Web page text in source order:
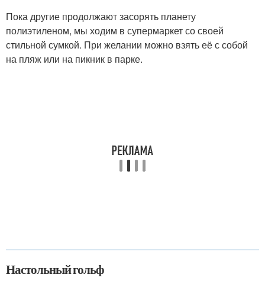
Пока другие продолжают засорять планету
полиэтиленом, мы ходим в супермаркет со своей
стильной сумкой. При желании можно взять её с собой
на пляж или на пикник в парке.
Настольный гольф